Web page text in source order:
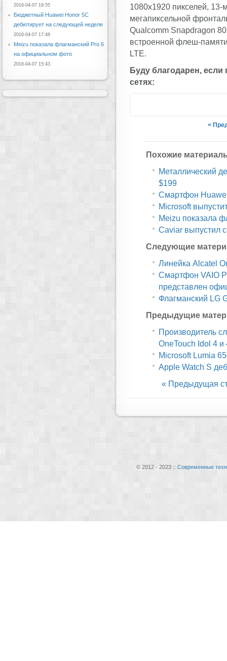
1080x1920 пикселей, 13-
мегапиксельной
Qualcomm Snapdragon
встроенной флеш-
LTE.
Буду благодарен, если
сетях:
<
Похожие
Металлический
$199
Смартфон
Microsoft
Meizu показала
Caviar выпустил
Следующие
Линейка Alcatel
Смартфон VAIO
представлен
Флагманский LG
Предыдущие
Производитель
OneTouch Idol 4 и
Microsoft Lumia
Apple Watch S
« Предыдущая
2016-04-07 19:55
Бюджетный Huawei Honor 5C
дебютирует на следующей неделе
2016-04-07 17:48
Meizu показала флагманский Pro 6
на официальном фото
2016-04-07 15:43
© 2012 - 2023 :: Современные